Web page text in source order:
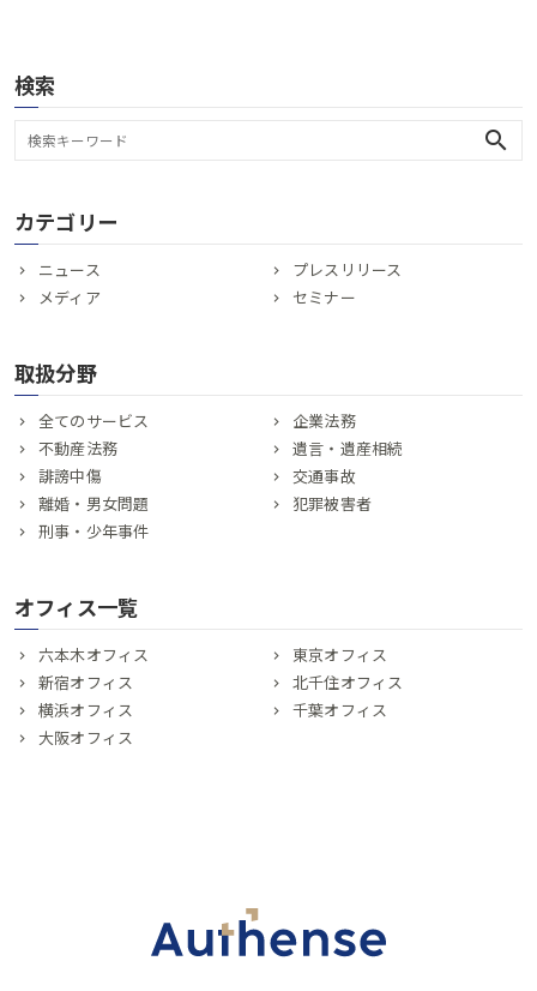
検索
search
カテゴリー
ニュース
プレスリリース
メディア
セミナー
取扱分野
全てのサービス
企業法務
不動産法務
遺言・遺産相続
誹謗中傷
交通事故
離婚・男女問題
犯罪被害者
刑事・少年事件
オフィス一覧
六本木オフィス
東京オフィス
新宿オフィス
北千住オフィス
横浜オフィス
千葉オフィス
大阪オフィス